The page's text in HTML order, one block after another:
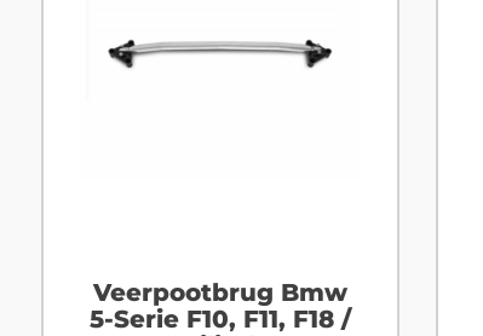
Veerpootbrug Bmw
5-Serie F10, F11, F18 /